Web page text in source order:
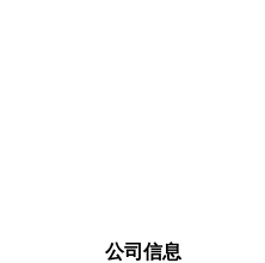
公司信息